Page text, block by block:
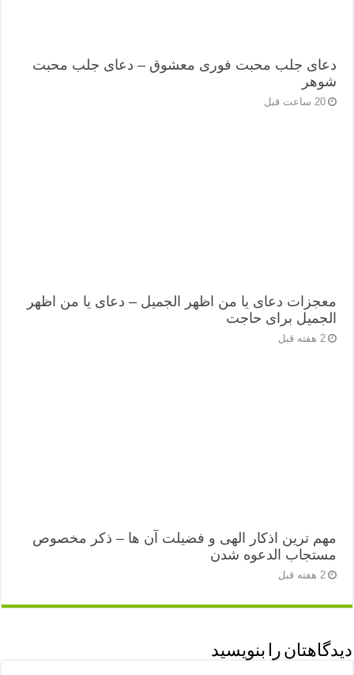
دعای جلب محبت فوری معشوق – دعای جلب محبت
شوهر
20 ساعت قبل
معجزات دعای یا من اظهر الجمیل – دعای یا من اظهر
الجمیل برای حاجت
2 هفته قبل
مهم ترین اذکار الهی و فضیلت آن ها – ذکر مخصوص
مستجاب الدعوه شدن
2 هفته قبل
دیدگاهتان را بنویسید